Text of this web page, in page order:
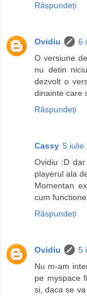
Răspundeți
Ovidiu
6
O versiune
nu detin
dezvolt o
dinainte care
Răspundeți
Cassy 5 iulie
Ovidiu :D
playerul ala
Momentan
cum
Răspundeți
Ovidiu
5
Nu m-am
pe myspace
si, daca se